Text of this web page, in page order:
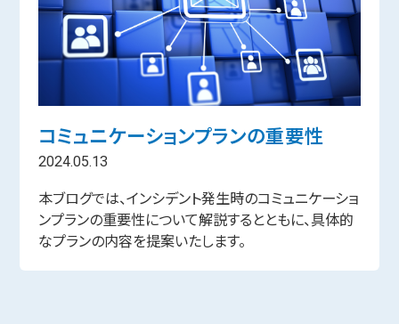
コミュニケーションプランの重要性
2024.05.13
本ブログでは、インシデント発生時のコミュニケーショ
ンプランの重要性について解説するとともに、具体的
なプランの内容を提案いたします。